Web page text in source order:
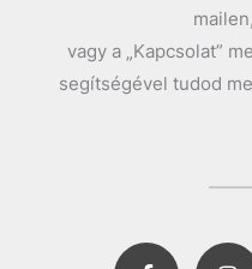
vagy a „Kapcsolat”
segítségével tudod
F
I